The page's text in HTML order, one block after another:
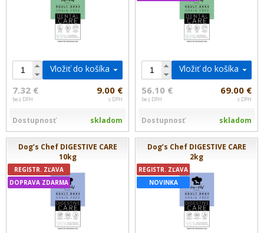
Vložiť do košíka
7.32 €
bez DPH
9.00 €
s DPH
Dostupnosť skladom
Vložiť do košíka
56.10 €
bez DPH
69.00 €
s DPH
Dostupnosť skladom
Dog’s Chef DIGESTIVE CARE
10kg
REGISTR. ZĽAVA
DOPRAVA ZDARMA
Dog’s Chef DIGESTIVE CARE
2kg
REGISTR. ZĽAVA
NOVINKA